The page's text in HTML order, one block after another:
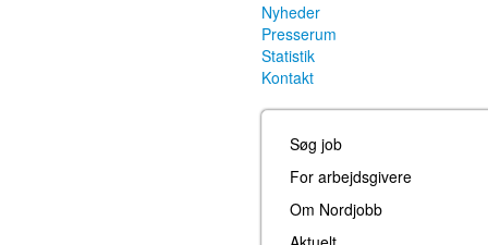
Nyheder
Presserum
Statistik
Kontakt
Søg job
For arbejdsgivere
Om Nordjobb